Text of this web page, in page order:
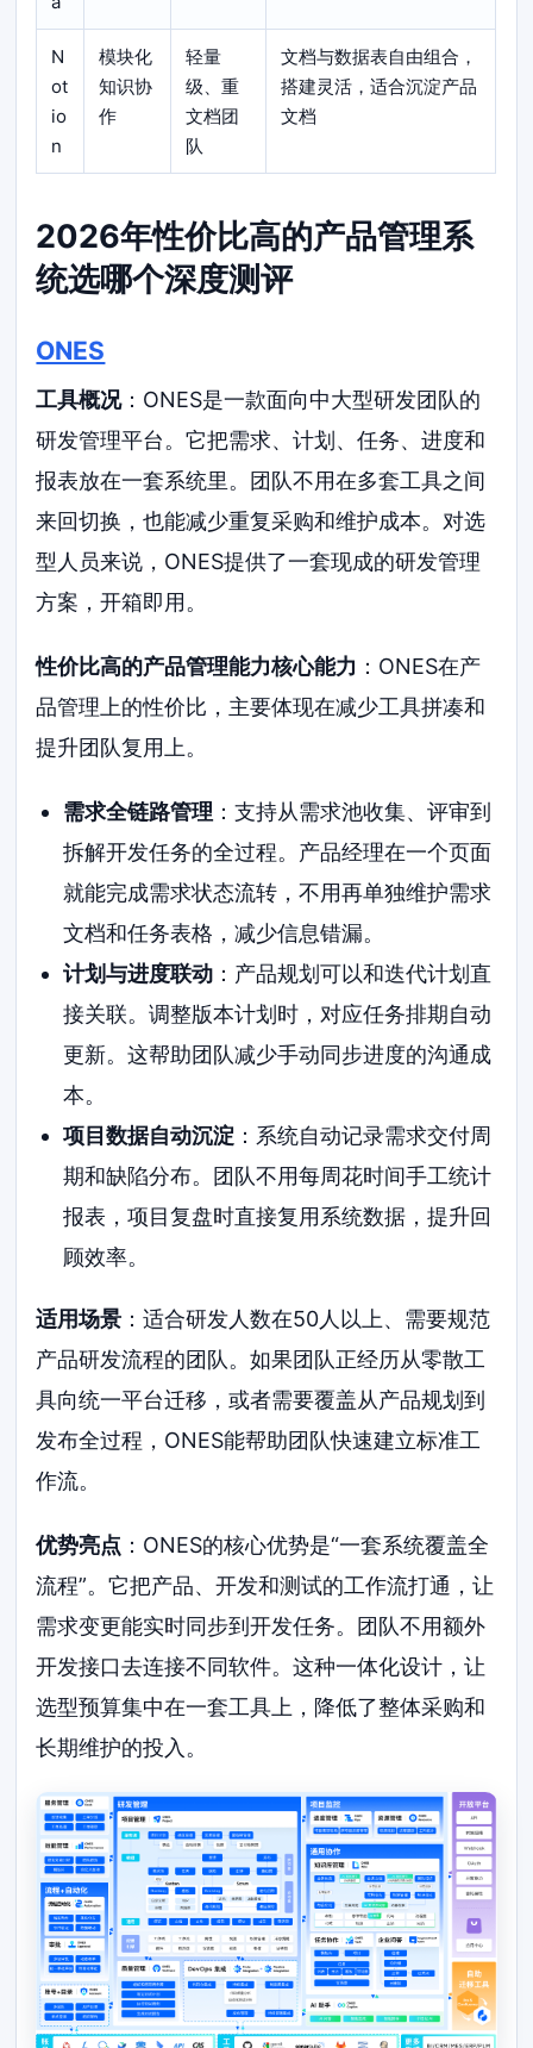
N
ot
io
n
模块化
知识协
作
轻量
级、重
文档团
队
文档与数据表自由组合，
搭建灵活，适合沉淀产品
文档
2026年性价比高的产品管理系
统选哪个深度测评
ONES
工具概况：ONES是一款面向中大型研发团队的
研发管理平台。它把需求、计划、任务、进度和
报表放在一套系统里。团队不用在多套工具之间
来回切换，也能减少重复采购和维护成本。对选
型人员来说，ONES提供了一套现成的研发管理
方案，开箱即用。
性价比高的产品管理能力核心能力 ：ONES在产
品管理上的性价比，主要体现在减少工具拼凑和
提升团队复用上。
需求全链路管理 ：支持从需求池收集、评审到
拆解开发任务的全过程。产品经理在一个页面
就能完成需求状态流转，不用再单独维护需求
文档和任务表格，减少信息错漏。
计划与进度联动：产品规划可以和迭代计划直
接关联。调整版本计划时，对应任务排期自动
更新。这帮助团队减少手动同步进度的沟通成
本。
项目数据自动沉淀：系统自动记录需求交付周
期和缺陷分布。团队不用每周花时间手工统计
报表，项目复盘时直接复用系统数据，提升回
顾效率。
适用场景 ：适合研发人数在50人以上、需要规范
产品研发流程的团队。如果团队正经历从零散工
具向统一平台迁移，或者需要覆盖从产品规划到
发布全过程，ONES能帮助团队快速建立标准工
作流。
优势亮点 ：ONES的核心优势是“一套系统覆盖全
流程”。它把产品、开发和测试的工作流打通，让
需求变更能实时同步到开发任务。团队不用额外
开发接口去连接不同软件。这种一体化设计，让
选型预算集中在一套工具上，降低了整体采购和
长期维护的投入。